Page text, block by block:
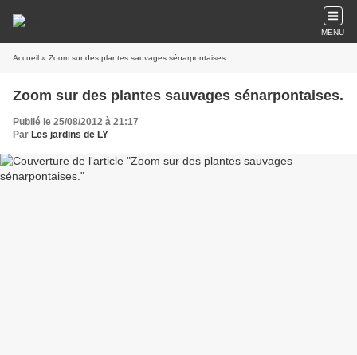
MENU
Accueil » Zoom sur des plantes sauvages sénarpontaises.
Zoom sur des plantes sauvages sénarpontaises.
Publié le 25/08/2012 à 21:17
Par Les jardins de LY